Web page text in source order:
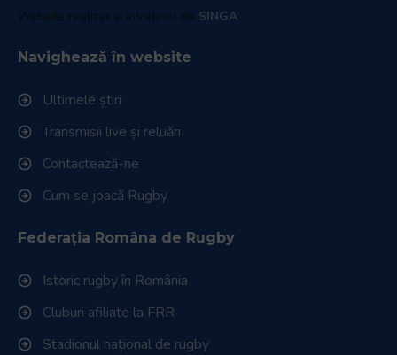
Website realizat și întreținut de SINGA
Navighează în website
Ultimele știri
Transmisii live și reluări
Contactează-ne
Cum se joacă Rugby
Federația Româna de Rugby
Istoric rugby în România
Cluburi afiliate la FRR
Stadionul național de rugby